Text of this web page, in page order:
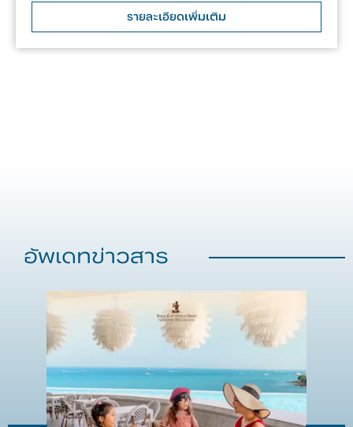
รายละเอียดเพิ่มเติม
อัพเดทข่าวสาร